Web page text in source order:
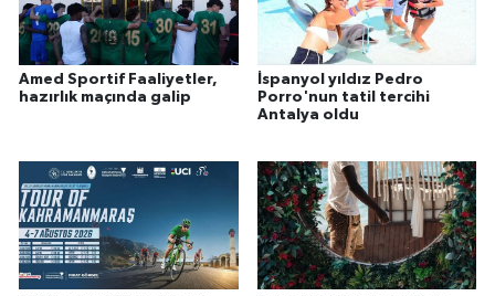
Amed Sportif Faaliyetler,
hazırlık maçında galip
İspanyol yıldız Pedro
Porro'nun tatil tercihi
Antalya oldu